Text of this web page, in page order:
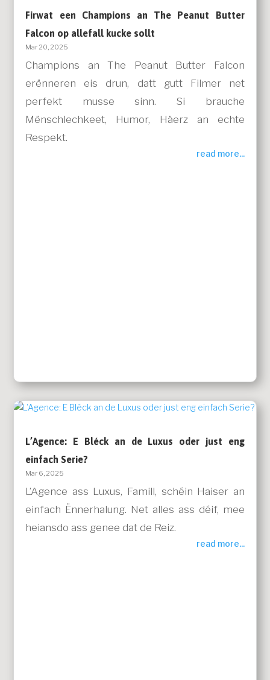
Firwat een Champions an The Peanut Butter
Falcon op allefall kucke sollt
Mar 20, 2025
Champions an The Peanut Butter Falcon
erënneren eis drun, datt gutt Filmer net
perfekt musse sinn. Si brauche
Mënschlechkeet, Humor, Häerz an echte
Respekt.
read more...
L’Agence: E Bléck an de Luxus oder just eng
einfach Serie?
Mar 6, 2025
L’Agence ass Luxus, Famill, schéin Haiser an
einfach Ënnerhalung. Net alles ass déif, mee
heiansdo ass genee dat de Reiz.
read more...